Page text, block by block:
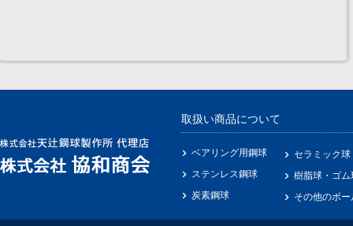
取扱い商品について
ベアリング用鋼球
ステンレス鋼球
炭素鋼球
セラミック球
樹脂球・ゴム
その他のボー